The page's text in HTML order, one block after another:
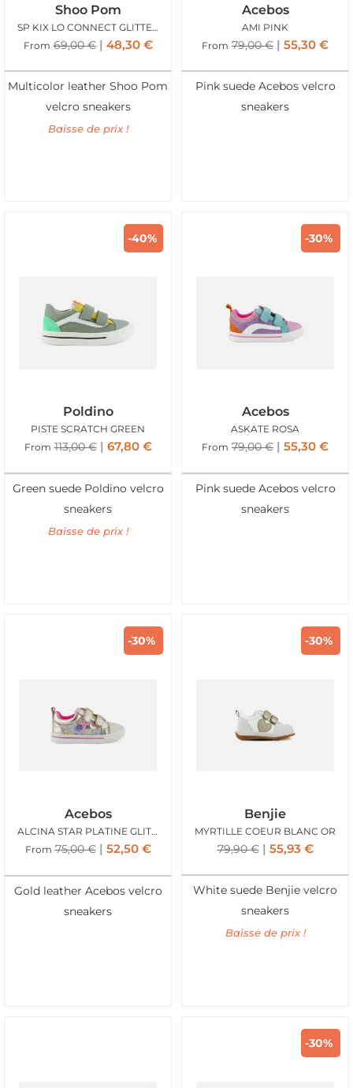
Shoo Pom
SP KIX LO CONNECT GLITTER MULTI
From 69,00€ 48,30 €
Multicolor leather Shoo Pom
velcro sneakers
Baisse de prix !
Acebos
AMI PINK
From 79,00€ 55,30 €
Pink suede Acebos velcro
sneakers
-40%
Poldino
PISTE SCRATCH GREEN
From 113,00€ 67,80 €
Green suede Poldino velcro
sneakers
Baisse de prix !
-30%
Acebos
ASKATE ROSA
From 79,00€ 55,30 €
Pink suede Acebos velcro
sneakers
-30%
Acebos
ALCINA STAR PLATINE GLITTER
From 75,00€ 52,50 €
Gold leather Acebos velcro
sneakers
-30%
Benjie
MYRTILLE COEUR BLANC OR
79,90€ 55,93 €
White suede Benjie velcro
sneakers
Baisse de prix !
-30%